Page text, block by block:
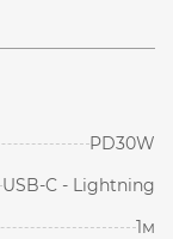
PD30W
USB-C - Lightning
1м